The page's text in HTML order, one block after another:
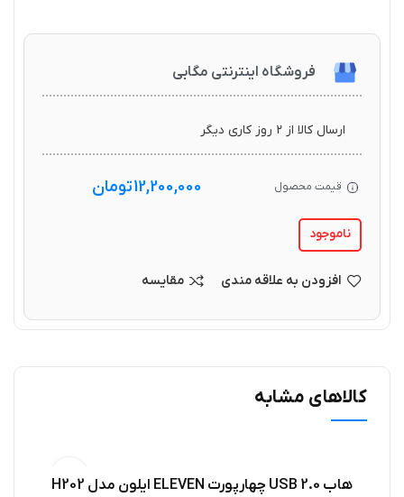
فروشگاه اینترنتی مگابی
ارسال کالا از ۲ روز کاری دیگر
قیمت محصول 12,200,000تومان
ناموجود
افزودن به علاقه مندی مقایسه
کالاهای مشابه
افزودن به سبد خرید هاب USB 2.0 چهارپورت ELEVEN ایلون مدل H202